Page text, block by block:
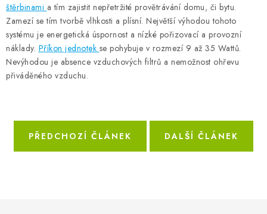
ZVLHČOVAČE VZDUCHU PRŮMYSLOVÉ
NAHŘÍVACÍ POLŠTÁŘEK S LÁVOVÝM PÍSKEM
Doprava a platba
Kontakty
štěrbinami a tím zajistit nepřetržité provětrávání domu, či bytu.
Zamezí se tím tvorbě vlhkosti a plísní. Největší výhodou tohoto
systému je energetická úspornost a nízké pořizovací a provozní
náklady. Příkon jednotek se pohybuje v rozmezí 9 až 35 Wattů.
Nevýhodou je absence vzduchových filtrů a nemožnost ohřevu
přiváděného vzduchu.
PŘEDCHOZÍ ČLÁNEK DALŠÍ ČLÁNEK